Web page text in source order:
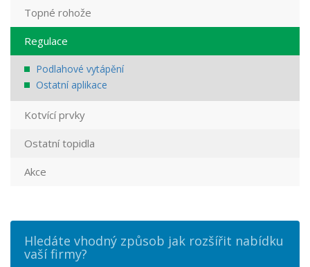
Topné rohože
Regulace
Podlahové vytápění
Ostatní aplikace
Kotvící prvky
Ostatní topidla
Akce
Hledáte vhodný způsob jak rozšířit nabídku
vaší firmy?